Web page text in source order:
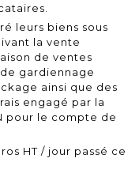
leurs biens sous
la vente
de ventes
de gardiennage
ainsi que des
engagé par la
pour le compte de
HT / jour passé ce